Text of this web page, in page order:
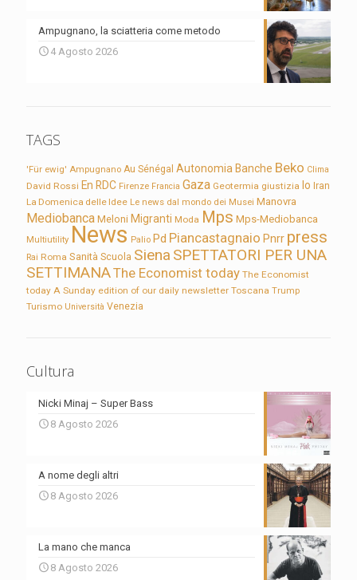
Ampugnano, la sciatteria come metodo
4 Agosto 2026
TAGS
'Für ewig' Ampugnano Au Sénégal Autonomia Banche Beko Clima
David Rossi En RDC Firenze Francia Gaza Geotermia giustizia Io Iran
La Domenica delle Idee Le news dal mondo dei Musei Manovra
Mediobanca Meloni Migranti Moda Mps Mps-Mediobanca
Multiutility News Palio Pd Piancastagnaio Pnrr press
Rai Roma Sanità Scuola Siena SPETTATORI PER UNA
SETTIMANAThe Economist today The Economist
today A Sunday edition of our daily newsletter Toscana Trump
Turismo Università Venezia
Cultura
Nicki Minaj – Super Bass
8 Agosto 2026
A nome degli altri
8 Agosto 2026
La mano che manca
8 Agosto 2026